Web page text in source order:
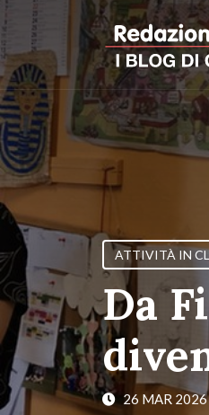
ATTIVITÀ IN
Da
26 MAR 2026